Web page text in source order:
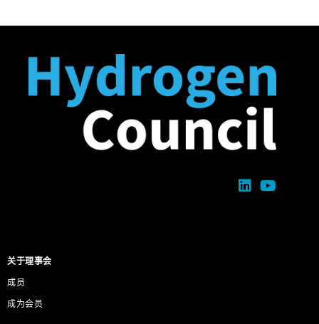
关于理事会
成员
成为会员